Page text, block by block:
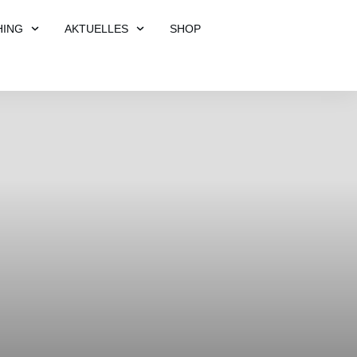
AKTUELLES SHOP